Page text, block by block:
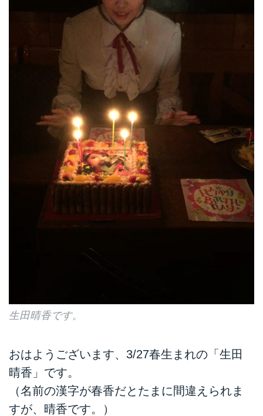
生田晴香です。
おはようございます、3/27春生まれの「生田
晴香」です。
（名前の漢字が春香だとたまに間違えられま
すが、晴香です。）